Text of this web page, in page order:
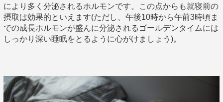
により多く分泌されるホルモンです。この点からも就寝前の
摂取は効果的といえます(ただし、午後10時から午前3時頃ま
での成長ホルモンが盛んに分泌されるゴールデンタイムには
しっかり深い睡眠をとるように心がけましょう)。